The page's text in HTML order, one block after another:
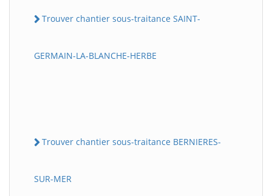
Trouver chantier sous-traitance SAINT-
GERMAIN-LA-BLANCHE-HERBE
Trouver chantier sous-traitance BERNIERES-
SUR-MER